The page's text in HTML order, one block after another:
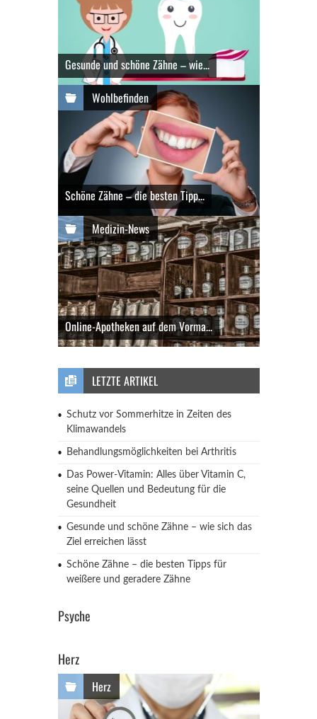
Gesunde und schöne Zähne – wie...
Wohlbefinden
Schöne Zähne – die besten Tipp...
Medizin-News
Online-Apotheken auf dem Vorma...
LETZTE ARTIKEL
Schutz vor Sommerhitze in Zeiten des
Klimawandels
Behandlungsmöglichkeiten bei Arthritis
Das Power-Vitamin: Alles über Vitamin C,
seine Quellen und Bedeutung für die
Gesundheit
Gesunde und schöne Zähne – wie sich das
Ziel erreichen lässt
Schöne Zähne – die besten Tipps für
weißere und geradere Zähne
Psyche
Herz
Herz